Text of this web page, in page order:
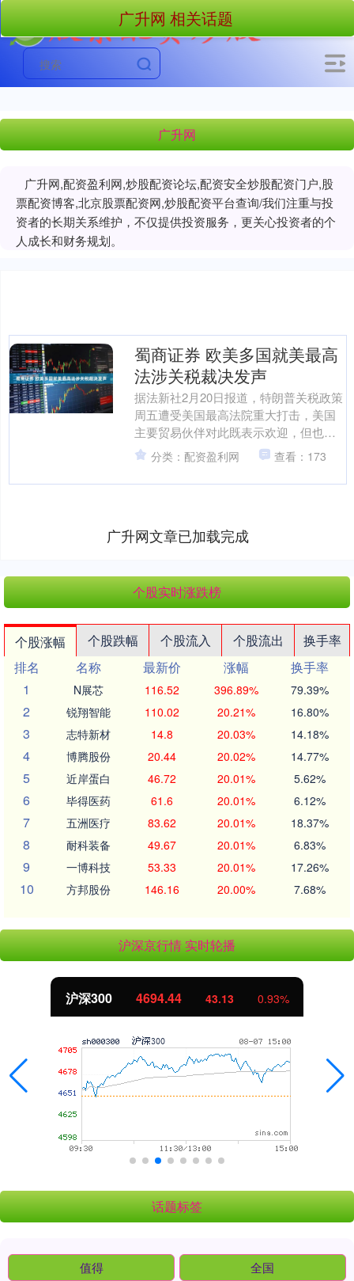
广升网
广升网,配资盈利网,炒股配资论坛,配资安全炒股配资门户,股
票配资博客,北京股票配资网,炒股配资平台查询/我们注重与投
资者的长期关系维护，不仅提供投资服务，更关心投资者的个
人成长和财务规划。
广升网 相关话题
蜀商证券 欧美多国就美最高
法涉关税裁决发声
据法新社2月20日报道，特朗普关税政策
周五遭受美国最高法院重大打击，美国
主要贸易伙伴对此既表示欢迎，但也持
谨慎态度。美国最高法院认为关税政策
的大部分不合法，驳回....
分类：配资盈利网 查看：173
广升网文章已加载完成
个股实时涨跌榜
个股涨幅 个股跌幅 个股流入 个股流出
换手率
排名
名称 最新价 涨幅
换手率
1
N展芯 116.52 396.89% 79.39%
2 锐翔智能 110.02 20.21% 16.80%
3 志特新材 14.8 20.03% 14.18%
4 博腾股份 20.44 20.02% 14.77%
5 近岸蛋白 46.72 20.01% 5.62%
6 毕得医药 61.6 20.01% 6.12%
7 五洲医疗 83.62 20.01% 18.37%
8 耐科装备 49.67 20.01% 6.83%
9 一博科技 53.33 20.01% 17.26%
10 方邦股份 146.16 20.00% 7.68%
沪深京行情 实时轮播
沪深300 4694.44 43.13 0.93%
话题标签
值得 全国